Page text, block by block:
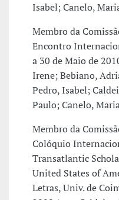
Isabel; Canelo,
Membro da
Encontro
a 30 de Maio de
Irene; Bebiano,
Pedro, Isabel;
Paulo; Canelo,
Membro da
Colóquio
Transatlantic
United States of
Letras, Univ. de